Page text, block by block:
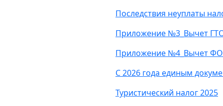
Последствия неуплаты
Приложение №3_Вычет
Приложение №4_Вычет
С 2026 года единым
Туристический налог 2025